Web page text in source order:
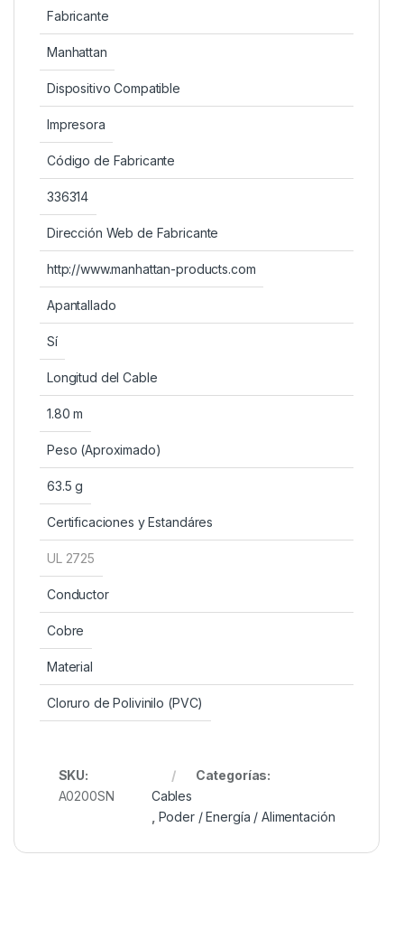
Fabricante
Manhattan
Dispositivo Compatible
Impresora
Código de Fabricante
336314
Dirección Web de Fabricante
http://www.manhattan-products.com
Apantallado
Sí
Longitud del Cable
1.80 m
Peso (Aproximado)
63.5 g
Certificaciones y Estandáres
UL 2725
Conductor
Cobre
Material
Cloruro de Polivinilo (PVC)
SKU:
A0200SN
Categorías:
Cables
Poder / Energía / Alimentación